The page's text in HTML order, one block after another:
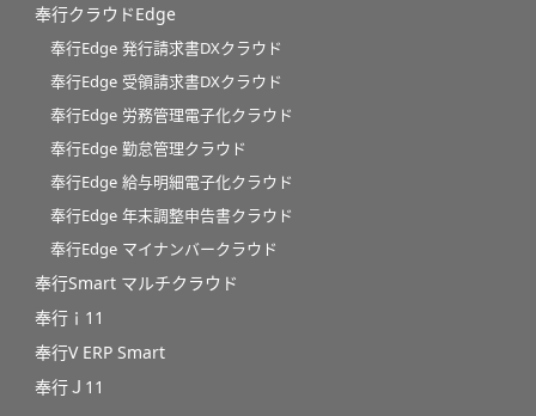
奉行クラウドEdge
奉行Edge 発行請求書DXクラウド
奉行Edge 受領請求書DXクラウド
奉行Edge 労務管理電子化クラウド
奉行Edge 勤怠管理クラウド
奉行Edge 給与明細電子化クラウド
奉行Edge 年末調整申告書クラウド
奉行Edge マイナンバークラウド
奉行Smart マルチクラウド
奉行ｉ11
奉行V ERP Smart
奉行Ｊ11